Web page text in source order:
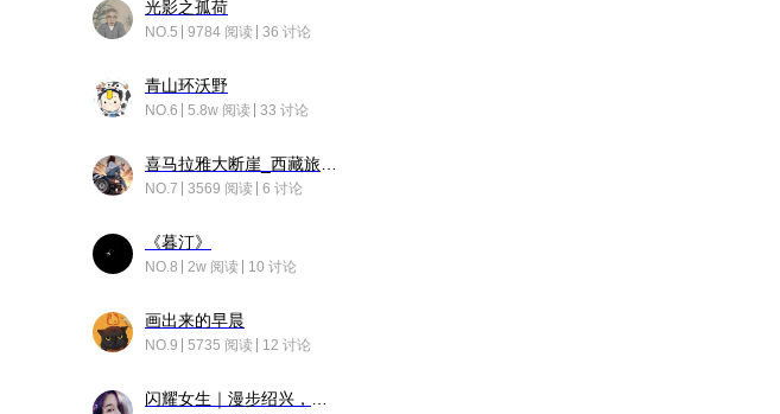
光影之孤荷
NO.5 9784 阅读 36 讨论
青山环沃野
NO.6 5.8w 阅读 33 讨论
NO.7 3569 阅读 6 讨论
《暮汀》
NO.8 2w 阅读 10 讨论
画出来的早晨
NO.9 5735 阅读 12 讨论